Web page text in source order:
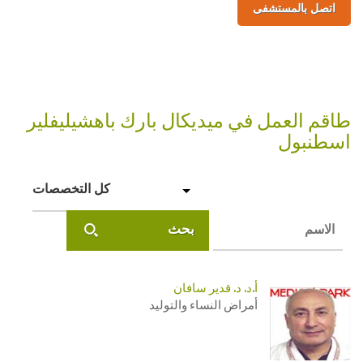
اتصل بالمستشفى
طاقم العمل في ميديكال بارك باهشيليفلير
اسطنبول
كل التخصصات
بحث
أ.د. د. قدير سافان
أمراض النساء والتوليد